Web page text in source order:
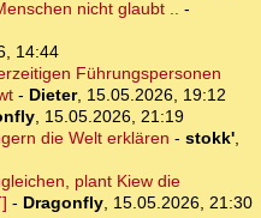
nicht glaubt .. -
14:44
Führungspersonen
- Dieter, 15.05.2026, 19:12
, 15.05.2026, 21:19
die Welt erklären - stokk',
plant Kiew die
- Dragonfly, 15.05.2026, 21:30